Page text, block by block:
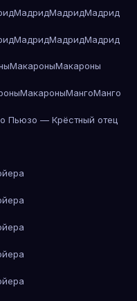
МадридМадридМадрид
МадридМадридМадрид
МакароныМакароны
МакароныМангоМанго
Пьюзо — Крёстный отец